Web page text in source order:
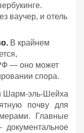
ваучер, и отель
В крайнем
— оно может
спора.
Шарм-эль-Шейха
почву для
Главные